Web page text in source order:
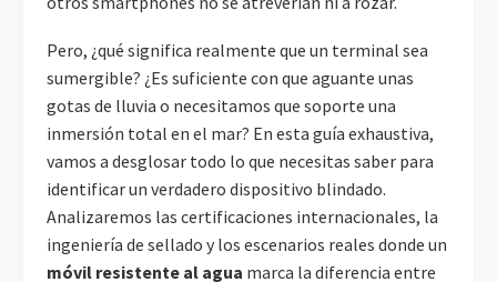
Pero, ¿qué significa realmente que un terminal sea
sumergible? ¿Es suficiente con que aguante unas
gotas de lluvia o necesitamos que soporte una
inmersión total en el mar? En esta guía exhaustiva,
vamos a desglosar todo lo que necesitas saber para
identificar un verdadero dispositivo blindado.
Analizaremos las certificaciones internacionales, la
ingeniería de sellado y los escenarios reales donde un
móvil resistente al agua marca la diferencia entre